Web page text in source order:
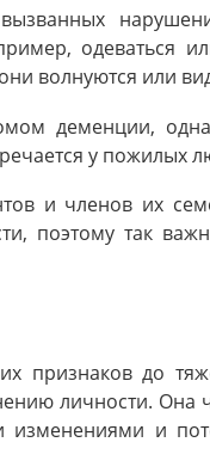
одеваться
волнуются или
деменции,
у пожилых
и членов их
поэтому так
признаков до
личности. Она
изменениями и